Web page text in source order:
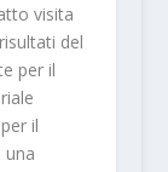
visita
del
per il
il
una